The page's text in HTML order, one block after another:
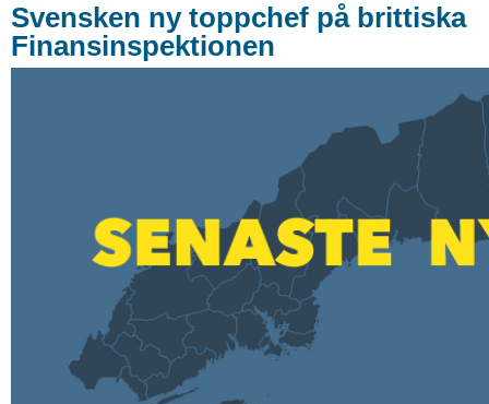
Svensken ny toppchef på brittiska
Finansinspektionen